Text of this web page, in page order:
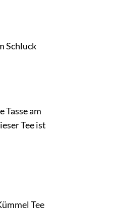
Schluck
Tasse am
Tee ist
Tee